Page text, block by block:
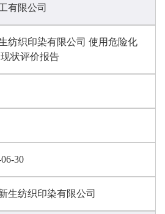
有限公司
纺织印染有限公司 使用危险化
状评价报告
30
生纺织印染有限公司